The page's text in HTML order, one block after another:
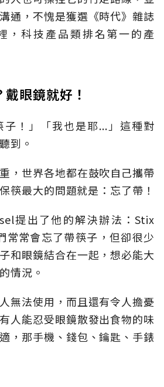
通，不愧是獲選《時代》雜誌
，科技產品類排名第一的產
眼鏡就好！
子！」「我也是耶...」這種對
到。
，世界各地都在鼓吹自己攜帶
筷最大的問題就是：忘了帶！
提出了他的解決辦法：Stix
常常會忘了帶筷子，但卻很少
和眼鏡結合在一起，想必能大
情況。
無法使用，而且還有令人擔憂
人能忍受眼鏡散發出食物的味
，那手機、錢包、鑰匙、手錶